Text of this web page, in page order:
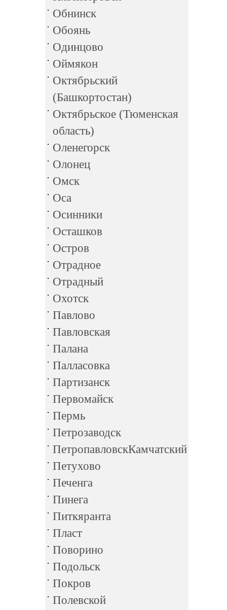
Обнинск
Обоянь
Одинцово
Оймякон
Октябрьский
(Башкортостан)
Октябрьское (Тюменская
область)
Оленегорск
Олонец
Омск
Оса
Осинники
Осташков
Остров
Отрадное
Отрадный
Охотск
Павлово
Павловская
Палана
Палласовка
Партизанск
Первомайск
Пермь
Петрозаводск
ПетропавловскКамчатский
Петухово
Печенга
Пинега
Питкяранта
Пласт
Поворино
Подольск
Покров
Полевской